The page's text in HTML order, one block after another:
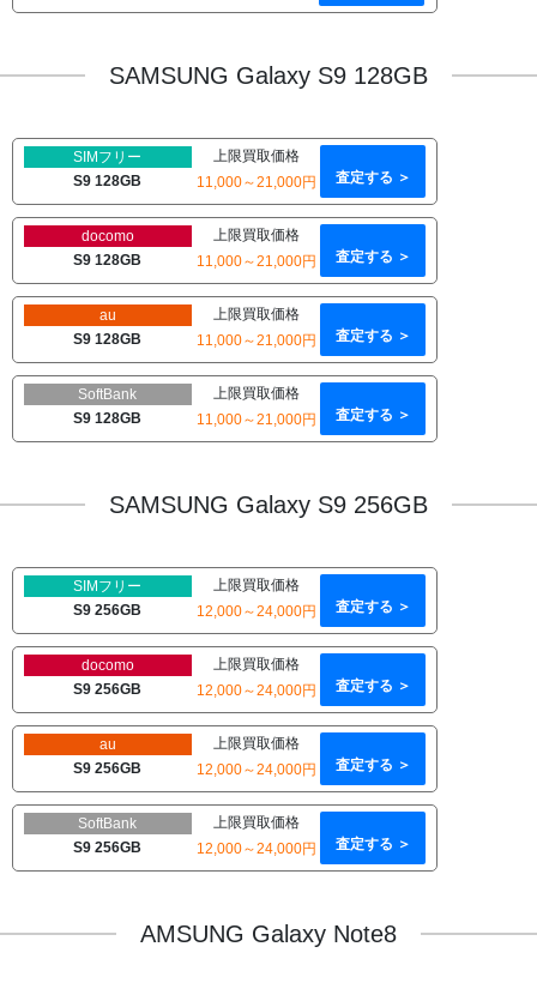
SAMSUNG Galaxy S9 128GB
SIMフリー
S9 128GB
上限買取価格
11,000～21,000円
査定する ＞
docomo
S9 128GB
上限買取価格
11,000～21,000円
査定する ＞
au
S9 128GB
上限買取価格
11,000～21,000円
査定する ＞
SoftBank
S9 128GB
上限買取価格
11,000～21,000円
査定する ＞
SAMSUNG Galaxy S9 256GB
SIMフリー
S9 256GB
上限買取価格
12,000～24,000円
査定する ＞
docomo
S9 256GB
上限買取価格
12,000～24,000円
査定する ＞
au
S9 256GB
上限買取価格
12,000～24,000円
査定する ＞
SoftBank
S9 256GB
上限買取価格
12,000～24,000円
査定する ＞
AMSUNG Galaxy Note8